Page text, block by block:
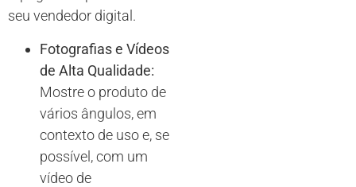
seu vendedor digital.
Fotografias e Vídeos
de Alta Qualidade:
Mostre o produto de
vários ângulos, em
contexto de uso e, se
possível, com um
vídeo de